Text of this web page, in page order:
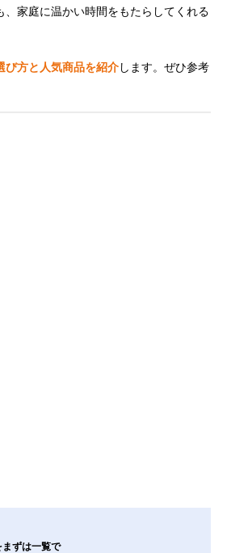
、家庭に温かい時間をもたらしてくれる
び方と人気商品を紹介します。ぜひ参考
ずは一覧で